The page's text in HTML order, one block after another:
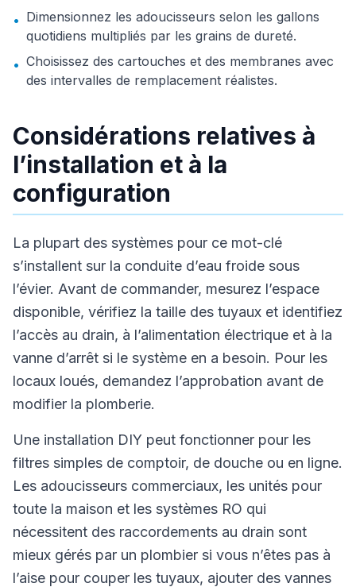
• Dimensionnez les adoucisseurs selon les gallons
quotidiens multipliés par les grains de dureté.
• Choisissez des cartouches et des membranes avec
des intervalles de remplacement réalistes.
Considérations relatives à
l’installation et à la
configuration
La plupart des systèmes pour ce mot-clé
s’installent sur la conduite d’eau froide sous
l’évier. Avant de commander, mesurez l’espace
disponible, vérifiez la taille des tuyaux et identifiez
l’accès au drain, à l’alimentation électrique et à la
vanne d’arrêt si le système en a besoin. Pour les
locaux loués, demandez l’approbation avant de
modifier la plomberie.
Une installation DIY peut fonctionner pour les
filtres simples de comptoir, de douche ou en ligne.
Les adoucisseurs commerciaux, les unités pour
toute la maison et les systèmes RO qui
nécessitent des raccordements au drain sont
mieux gérés par un plombier si vous n’êtes pas à
l’aise pour couper les tuyaux, ajouter des vannes